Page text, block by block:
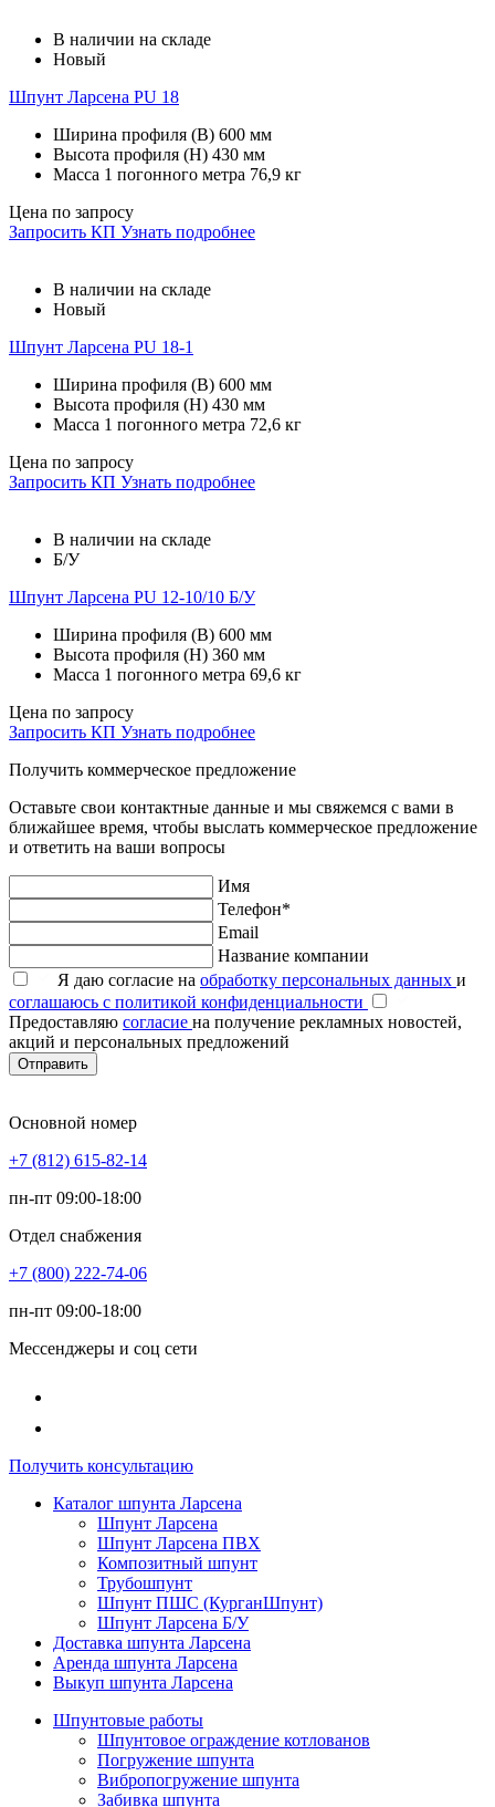
В наличии на складе
Новый
Шпунт Ларсена PU 18
Ширина профиля (В) 600 мм
Высота профиля (Н) 430 мм
Масса 1 погонного метра 76,9 кг
Цена по запросу
Запросить КП Узнать подробнее
В наличии на складе
Новый
Шпунт Ларсена PU 18-1
Ширина профиля (В) 600 мм
Высота профиля (Н) 430 мм
Масса 1 погонного метра 72,6 кг
Цена по запросу
Запросить КП Узнать подробнее
В наличии на складе
Б/У
Шпунт Ларсена PU 12-10/10 Б/У
Ширина профиля (В) 600 мм
Высота профиля (Н) 360 мм
Масса 1 погонного метра 69,6 кг
Цена по запросу
Запросить КП Узнать подробнее
Получить коммерческое предложение
Оставьте свои контактные данные и мы свяжемся с вами в
ближайшее время, чтобы выслать коммерческое предложение
и ответить на ваши вопросы
Имя
Телефон*
Email
Название компании
Я даю согласие на обработку персональных данных и
соглашаюсь с политикой конфиденциальности
Предоставляю согласие на получение рекламных новостей,
акций и персональных предложений
Отправить
Основной номер
+7 (812) 615-82-14
пн-пт 09:00-18:00
Отдел снабжения
+7 (800) 222-74-06
пн-пт 09:00-18:00
Мессенджеры и соц сети
Получить консультацию
Каталог шпунта Ларсена
Шпунт Ларсена
Шпунт Ларсена ПВХ
Композитный шпунт
Трубошпунт
Шпунт ПШС (КурганШпунт)
Шпунт Ларсена Б/У
Доставка шпунта Ларсена
Аренда шпунта Ларсена
Выкуп шпунта Ларсена
Шпунтовые работы
Шпунтовое ограждение котлованов
Погружение шпунта
Вибропогружение шпунта
Забивка шпунта